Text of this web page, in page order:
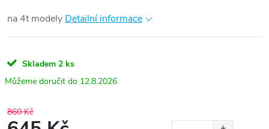
na 4t modely Detailní informace
Skladem 2 ks
12.8.2026
860 Kč